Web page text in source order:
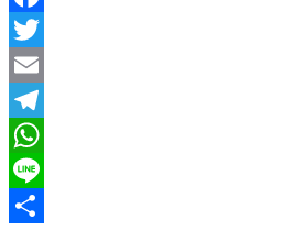
Facebook
Twitter
Email
Telegram
WhatsApp
Line